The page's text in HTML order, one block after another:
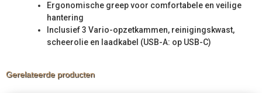
Ergonomische greep voor comfortabele en veilige
hantering
Inclusief 3 Vario-opzetkammen, reinigingskwast,
scheerolie en laadkabel (USB-A: op USB-C)
Gerelateerde producten